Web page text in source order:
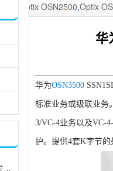
华为E6616 TMB1SL16S配套关系和替代关系
Optix OSN2500,Optix OSN1500
华
华为OSN3500
标准业务或级联业务
3/VC-4业务以及VC-
护。提供4套K字节的